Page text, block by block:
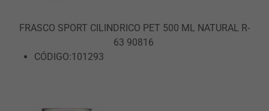
FRASCO SPORT CILINDRICO PET 500 ML NATURAL R-
63 90816
CÓDIGO:101293